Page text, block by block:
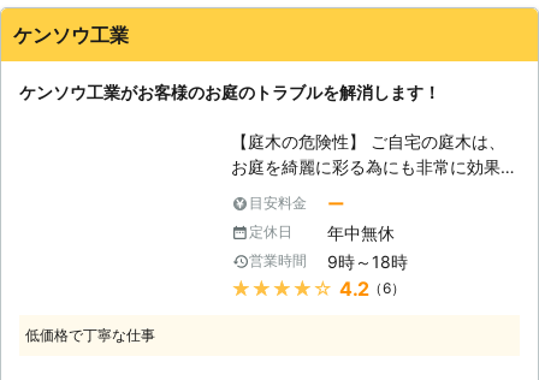
って快適な環境を提供します】 ひと
くちに伐採と言っても、人によって最
適な伐採は異なってきます。大切なの
は、ご利用者様にとって何が快適で、
何が理想なのかを知ることです。私た
ちエフネット企画は、その点を何より
も大切に思っているので、ご利用者様
に親身な対応での作業を行わせていた
だきます。お声を頂ければその内容を
へ確実に切り倒してもらい、無事伐採してもらう事ができて満
足でした！
群馬県 邑楽郡邑楽町 2016年12月22日
ケンソウ工業
ケンソウ工業がお客様のお庭のトラブルを解消します！
【庭木の危険性】 ご自宅の庭木は、
お庭を綺麗に彩る為にも非常に効果を
発揮しますが、無視してはいけない危
険も含んでいます。庭木は、普通の木
と同じ様に長寿と言われていますが、
環境次第でその寿命がグンと下がり、
木が腐ってしまう可能性があります。
目安料金 ー
定休日 年中無休
営業時間 9時～18時
★★★★★ 4.2 （6）
低価格で丁寧な仕事